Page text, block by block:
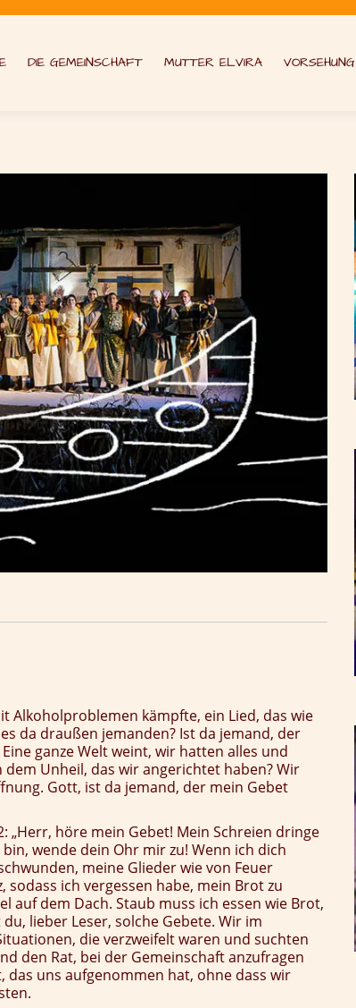
DIE GEMEINSCHAFT MUTTER ELVIRA VORSEHUNG
Alkoholproblemen kämpfte, ein Lied, das wie
da draußen jemanden? Ist da jemand, der
ganze Welt weint, wir hatten alles und
Unheil, das wir angerichtet haben? Wir
Gott, ist da jemand, der mein Gebet
„Herr, höre mein Gebet! Mein Schreien dringe
wende dein Ohr mir zu! Wenn ich dich
meine Glieder wie von Feuer
ich vergessen habe, mein Brot zu
auf dem Dach. Staub muss ich essen wie Brot,
lieber Leser, solche Gebete. Wir im
die verzweifelt waren und suchten
den Rat, bei der Gemeinschaft anzufragen
uns aufgenommen hat, ohne dass wir